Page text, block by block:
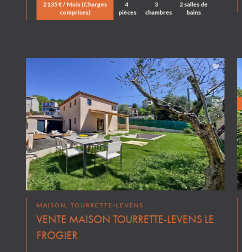
2 135 € / Mois (Charges
comprises)
4
pièces
3
chambres
2 salles de
bains
MAISON, TOURRETTE-LEVENS
VENTE MAISON TOURRETTE-LEVENS LE
FROGIER